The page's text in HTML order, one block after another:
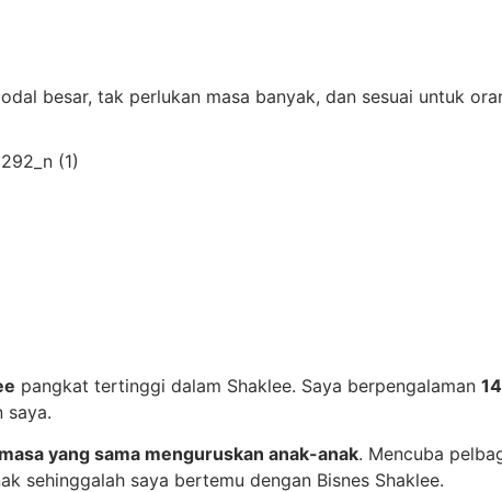
besar, tak perlukan masa banyak, dan sesuai untuk
pangkat tertinggi dalam Shaklee. Saya berpengalaman
saya.
yang sama menguruskan anak-anak. Mencuba
sehinggalah saya bertemu dengan Bisnes Shaklee.